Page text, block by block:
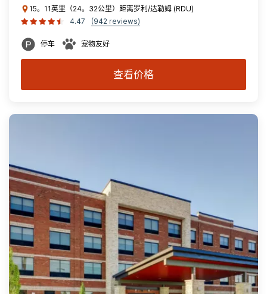
15。11英里（24。32公里）距离罗利/达勒姆 (RDU)
4.47
(942 reviews)
停车 宠物友好
查看价格